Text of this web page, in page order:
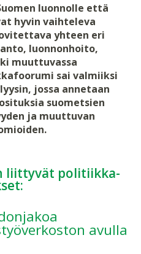
luonnolle että
hyvin vaihteleva
yhteen eri
luonnonhoito,
muuttuvassa
sai valmiiksi
jossa annetaan
suometsien
ja muuttuvan
liittyvät politiikka-
avulla